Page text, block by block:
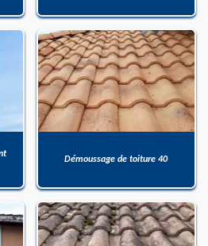
Démoussage de toiture 40